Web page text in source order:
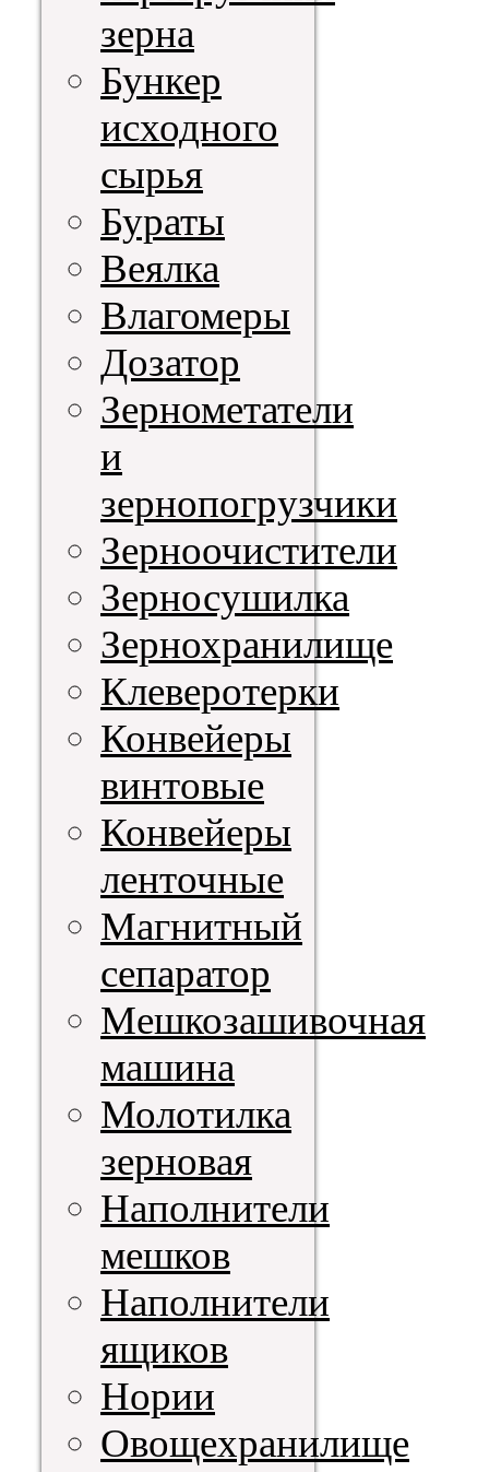
зерна
Бункер
исходного
сырья
Бураты
Веялка
Влагомеры
Дозатор
Зернометатели
и
зернопогрузчики
Зерноочистители
Зерносушилка
Зернохранилище
Клеверотерки
Конвейеры
винтовые
Конвейеры
ленточные
Магнитный
сепаратор
Мешкозашивочная
машина
Молотилка
зерновая
Наполнители
мешков
Наполнители
ящиков
Нории
Овощехранилище